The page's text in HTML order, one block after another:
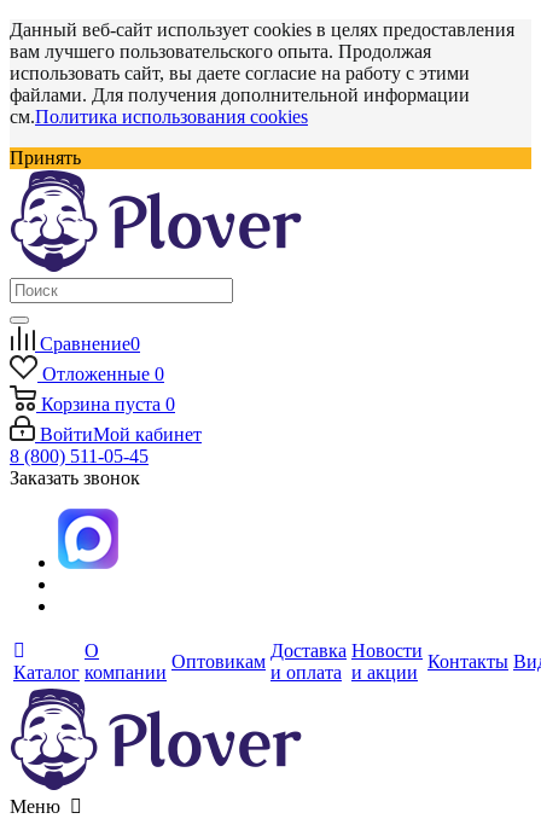
Данный веб-сайт использует cookies в целях предоставления
вам лучшего пользовательского опыта. Продолжая
использовать сайт, вы даете согласие на работу с этими
файлами. Для получения дополнительной информации
см.Политика использования cookies
Принять
Сравнение0
Отложенные 0
Корзина пуста 0
ВойтиМой кабинет
8 (800) 511-05-45
Заказать звонок
Каталог
О
компании
Оптовикам
Доставка
и оплата
Новости
и акции
Контакты
Меню